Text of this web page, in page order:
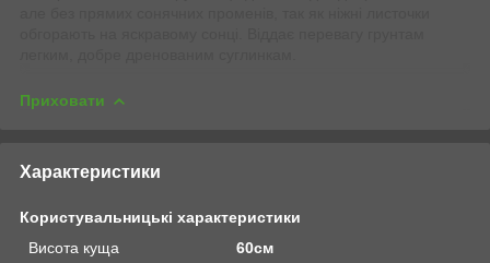
Приховати
Характеристики
Користувальницькі характеристики
Висота куща
60см